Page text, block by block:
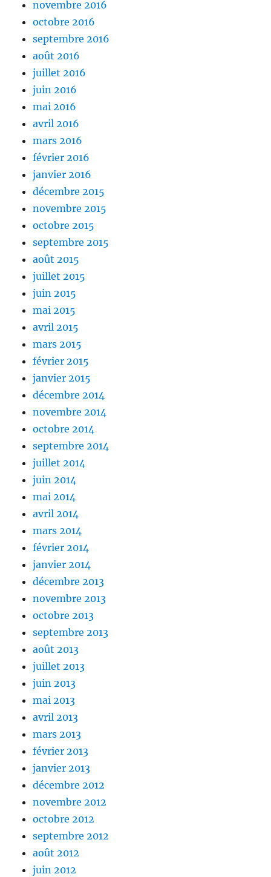
novembre 2016
octobre 2016
septembre 2016
août 2016
juillet 2016
juin 2016
mai 2016
avril 2016
mars 2016
février 2016
janvier 2016
décembre 2015
novembre 2015
octobre 2015
septembre 2015
août 2015
juillet 2015
juin 2015
mai 2015
avril 2015
mars 2015
février 2015
janvier 2015
décembre 2014
novembre 2014
octobre 2014
septembre 2014
juillet 2014
juin 2014
mai 2014
avril 2014
mars 2014
février 2014
janvier 2014
décembre 2013
novembre 2013
octobre 2013
septembre 2013
août 2013
juillet 2013
juin 2013
mai 2013
avril 2013
mars 2013
février 2013
janvier 2013
décembre 2012
novembre 2012
octobre 2012
septembre 2012
août 2012
juin 2012